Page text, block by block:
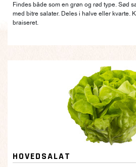
Findes både som en grøn og rød type. Sød
med bitre salater. Deles i halve eller kvarte.
braiseret.
HOVEDSALAT